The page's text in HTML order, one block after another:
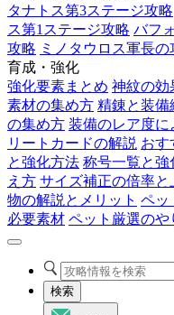
タナトス第3ステージ攻略
ス第1ステージ攻略 バフ
攻略 ミノタウロス軍長の
育成・強化
強化要素まとめ 神紋の効
素材の集め方 精錬と装備
の集め方 装備のレア度に
リートカードの解説 おす
と強化方法 称号一覧と強
え方 サイズ補正の倍率と
物の解説とメリット ペッ
必要素材 ペット厳選のや
検索